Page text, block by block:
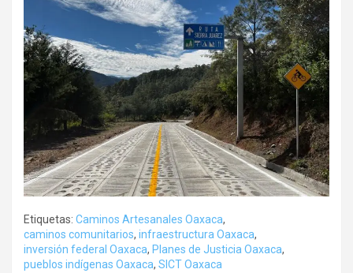
Etiquetas: Caminos Artesanales Oaxaca,
caminos comunitarios, infraestructura Oaxaca,
inversión federal Oaxaca, Planes de Justicia Oaxaca,
pueblos indígenas Oaxaca, SICT Oaxaca